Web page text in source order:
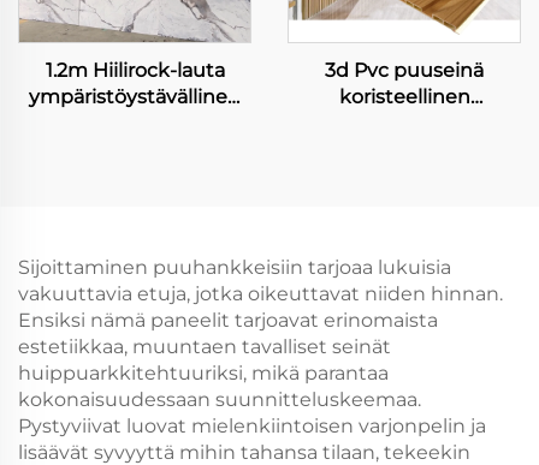
1.2m Hiilirock-lauta
ympäristöystävällinen
3d Pvc puuseinä
koristeellinen
Sijoittaminen puuhankkeisiin tarjoaa lukuisia
vakuuttavia etuja, jotka oikeuttavat niiden hinnan.
Ensiksi nämä paneelit tarjoavat erinomaista
estetiikkaa, muuntaen tavalliset seinät
huippuarkkitehtuuriksi, mikä parantaa
kokonaisuudessaan suunnitteluskeemaa.
Pystyviivat luovat mielenkiintoisen varjonpelin ja
lisäävät syvyyttä mihin tahansa tilaan, tekeekin